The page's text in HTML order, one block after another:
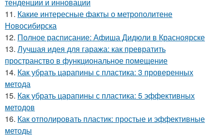
11. Какие интересные факты о метрополитене
Новосибирска
12. Полное расписание: Афиша Дидюли в Красноярске
13. Лучшая идея для гаража: как превратить
пространство в функциональное помещение
14. Как убрать царапины с пластика: 3 проверенных
метода
15. Как убрать царапины с пластика: 5 эффективных
методов
16. Как отполировать пластик: простые и эффективные
методы